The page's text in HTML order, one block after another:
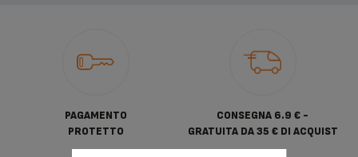
PAGAMENTO
PROTETTO
CONSEGNA 6.9 € -
GRATUITA DA 35 € DI ACQUIST